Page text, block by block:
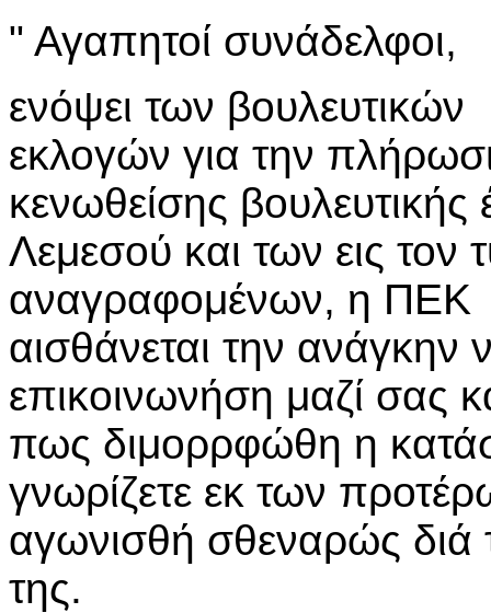
" Αγαπητοί συνάδελφοι,
ενόψει των βουλευτικών
εκλογών για την
κενωθείσης βουλευτικής
Λεμεσού και των εις τον
αναγραφομένων, η ΠΕΚ
αισθάνεται την ανάγκην
επικοινωνήση μαζί σας
πως διμορρφώθη η
γνωρίζετε εκ των
αγωνισθή σθεναρώς διά
της.